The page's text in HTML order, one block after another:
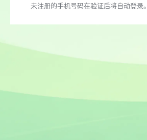
未注册的手机号码在验证后将自动登录。